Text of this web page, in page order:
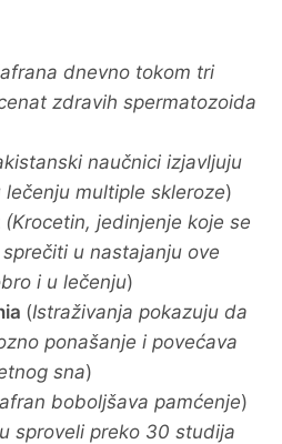
dnevno tokom tri
zdravih spermatozoida
naučnici izjavljuju
multiple skleroze)
(Krocetin, jedinjenje koje se
u nastajanju ove
i u lečenju)
(Istraživanja pokazuju da
ponašanje i povećava
sna)
boboljšava pamćenje)
sproveli preko 30 studija